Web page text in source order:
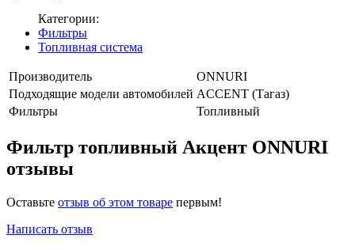
Категории:
Фильтры
Топливная система
Производитель
ONNURI
Подходящие модели автомобилей ACCENT (Тагаз)
Фильтры
Топливный
Фильтр топливный Акцент ONNURI
отзывы
Оставьте отзыв об этом товаре первым!
Написать отзыв